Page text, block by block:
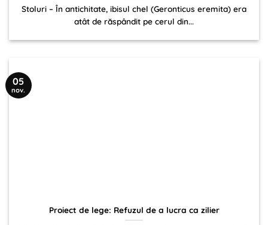
Stoluri – În antichitate, ibisul chel (Geronticus eremita) era
atât de răspândit pe cerul din...
Proiect de lege: Refuzul de a lucra ca zilier
05
nov.